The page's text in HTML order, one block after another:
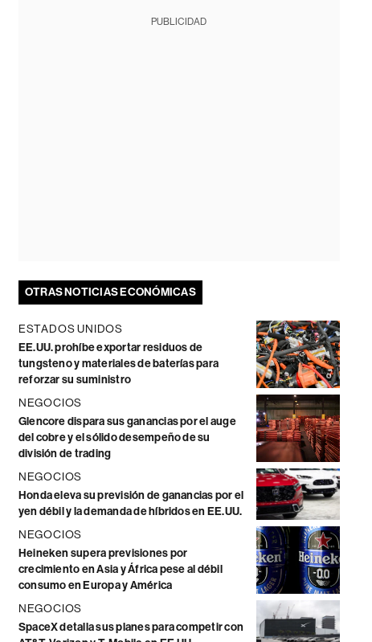
PUBLICIDAD
OTRAS NOTICIAS ECONÓMICAS
ESTADOS UNIDOS
EE.UU. prohíbe exportar residuos de
tungsteno y materiales de baterías para
reforzar su suministro
NEGOCIOS
Glencore dispara sus ganancias por el auge
del cobre y el sólido desempeño de su
división de trading
NEGOCIOS
Honda eleva su previsión de ganancias por el
yen débil y la demanda de híbridos en EE.UU.
NEGOCIOS
Heineken supera previsiones por
crecimiento en Asia y África pese al débil
consumo en Europa y América
NEGOCIOS
SpaceX detalla sus planes para competir con